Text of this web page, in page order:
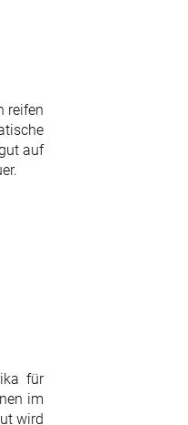
reifen
auf
für
im
wird